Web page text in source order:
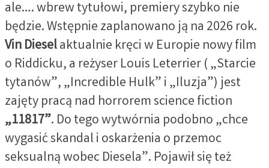
ale…. wbrew tytułowi, premiery szybko nie
będzie. Wstępnie zaplanowano ją na 2026 rok.
Vin Dieselaktualnie kręci w Europie nowy film
o Riddicku, a reżyser Louis Leterrier ( „Starcie
tytanów”, „Incredible Hulk” i „Iluzja”) jest
zajęty pracą nad horrorem science fiction
„11817”. Do tego wytwórnia podobno „chce
wygasić skandal i oskarżenia o przemoc
seksualną wobec Diesela”. Pojawił się też